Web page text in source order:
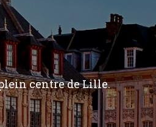
centre de Lille.